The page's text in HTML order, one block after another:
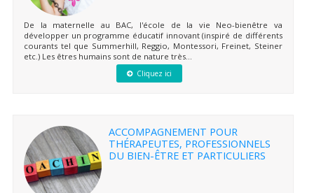
De la maternelle au BAC, l'école de la vie Neo-bienêtre va
développer un programme éducatif innovant (inspiré de différents
courants tel que Summerhill, Reggio, Montessori, Freinet, Steiner
etc.) Les êtres humains sont de nature très...
Cliquez ici
ACCOMPAGNEMENT POUR
THÉRAPEUTES, PROFESSIONNELS
DU BIEN-ÊTRE ET PARTICULIERS